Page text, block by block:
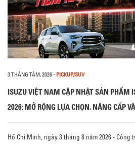
3 THÁNG TÁM, 2026- PICKUP/SUV
ISUZU VIỆT NAM CẬP NHẬT SẢN PHẨM
2026: MỞ RỘNG LỰA CHỌN, NÂNG CẤP
Hồ Chí Minh, ngày 3 tháng 8 năm 2026 - Công